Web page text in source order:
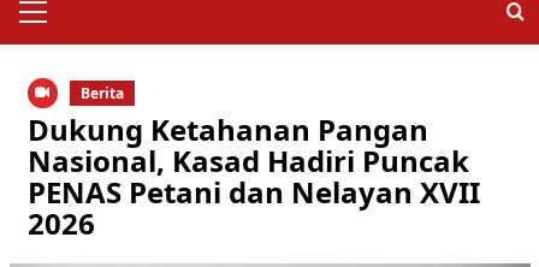
Menu
Berita
Dukung Ketahanan Pangan
Nasional, Kasad Hadiri Puncak
PENAS Petani dan Nelayan XVII
2026